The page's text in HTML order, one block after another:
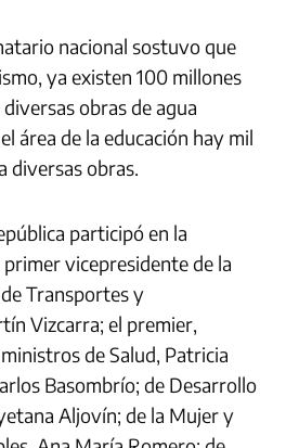
nacional sostuvo que
ya existen 100 millones
obras de agua
área de la educación hay mil
diversas obras.
participó en la
vicepresidente de la
Transportes y
Vizcarra; el premier,
de Salud, Patricia
Basombrío; de Desarrollo
Aljovín; de la Mujer y